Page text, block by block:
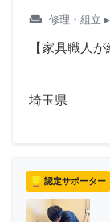
weekend 修理・組立
【家具職人
埼玉県
認定サポーター